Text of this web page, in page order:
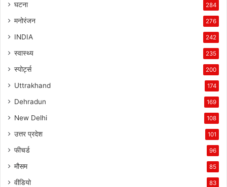
घटना 284
मनोरंजन 276
INDIA 242
स्वास्थ्य 235
स्पोर्ट्स 200
Uttrakhand 174
Dehradun 169
New Delhi 108
उत्तर प्रदेश 101
फीचर्ड 96
मौसम 85
वीडियो 83